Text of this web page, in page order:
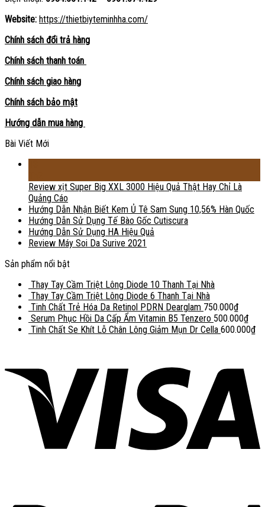
Website: https://thietbiyteminhha.com/
Chính sách đổi trả hàng
Chính sách thanh toán
Chính sách giao hàng
Chính sách bảo mật
Hướng dẫn mua hàng
Bài Viết Mới
Review xịt Super Big XXL 3000 Hiệu Quả Thật Hay Chỉ Là
Quảng Cáo
Hướng Dẫn Nhận Biết Kem Ủ Tê Sam Sung 10,56% Hàn Quốc
Hướng Dẫn Sử Dụng Tế Bào Gốc Cutiscura
Hướng Dẫn Sử Dụng HA Hiệu Quả
Review Máy Soi Da Surive 2021
Sản phẩm nổi bật
Thay Tay Cầm Triệt Lông Diode 10 Thanh Tại Nhà
Thay Tay Cầm Triệt Lông Diode 6 Thanh Tại Nhà
Tinh Chất Trẻ Hóa Da Retinol PDRN Dearglam 750.000₫
Serum Phục Hồi Da Cấp Ẩm Vitamin B5 Tenzero 500.000₫
Tinh Chất Se Khít Lỗ Chân Lông Giảm Mụn Dr Cella 600.000₫